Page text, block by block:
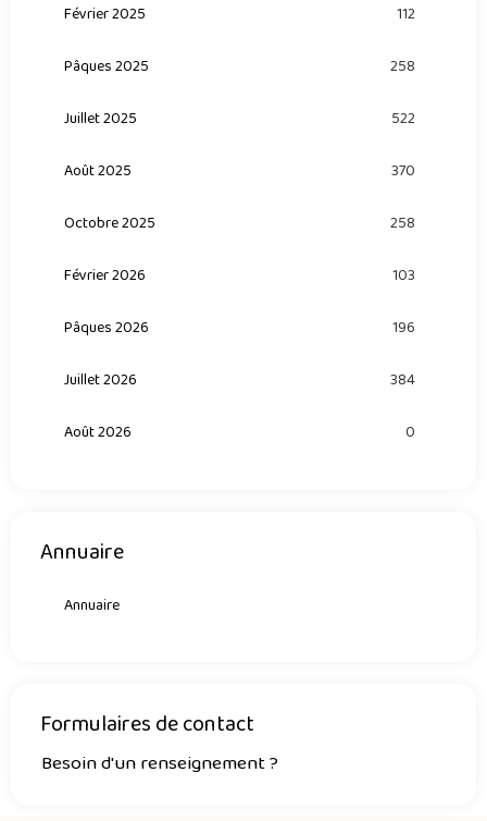
Février 2025 112
Pâques 2025 258
Juillet 2025 522
Août 2025 370
Octobre 2025 258
Février 2026 103
Pâques 2026 196
Juillet 2026 384
Août 2026 0
Annuaire
Annuaire
Formulaires de contact
Besoin d'un renseignement ?